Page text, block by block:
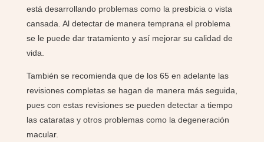
está desarrollando problemas como la presbicia o vista
cansada. Al detectar de manera temprana el problema
se le puede dar tratamiento y así mejorar su calidad de
vida.
También se recomienda que de los 65 en adelante las
revisiones completas se hagan de manera más seguida,
pues con estas revisiones se pueden detectar a tiempo
las cataratas y otros problemas como la degeneración
macular.